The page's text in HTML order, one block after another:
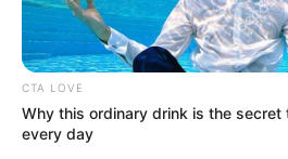
quien lamentablemente se
Se solicitó asistencia externa
emergencias 123, cuyos equipos
para colaborar en la situación. A
mujer, lamentablemente no
intentos de auxilio.
CTA LOVE
Why this ordinary drink is the secret
every day